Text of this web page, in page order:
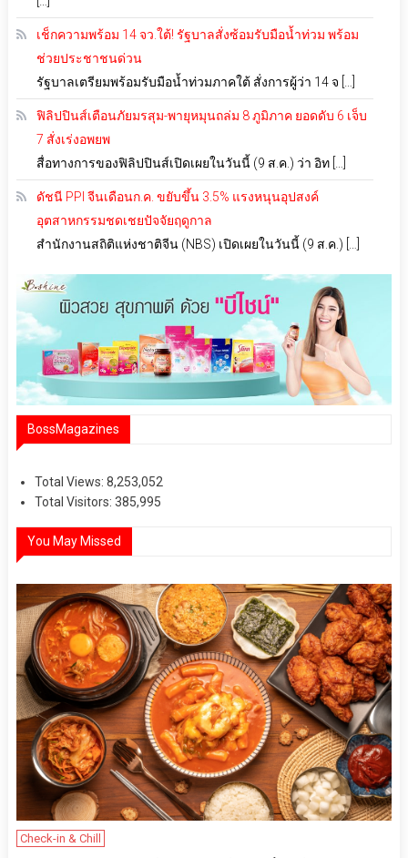
เช็กความพร้อม 14 จว.ใต้! รัฐบาลสั่งซ้อมรับมือน้ำท่วม พร้อม
ช่วยประชาชนด่วน
รัฐบาลเตรียมพร้อมรับมือน้ำท่วมภาคใต้ สั่งการผู้ว่า 14 จ […]
ฟิลิปปินส์เตือนภัยมรสุม-พายุหมุนถล่ม 8 ภูมิภาค ยอดดับ 6 เจ็บ
7 สั่งเร่งอพยพ
สื่อทางการของฟิลิปปินส์เปิดเผยในวันนี้ (9 ส.ค.) ว่า อิท […]
ดัชนี PPI จีนเดือนก.ค. ขยับขึ้น 3.5% แรงหนุนอุปสงค์
อุตสาหกรรมชดเชยปัจจัยฤดูกาล
สำนักงานสถิติแห่งชาติจีน (NBS) เปิดเผยในวันนี้ (9 ส.ค.) […]
BossMagazines
Total Views: 8,253,052
Total Visitors: 385,995
You May Missed
Check-in & Chill